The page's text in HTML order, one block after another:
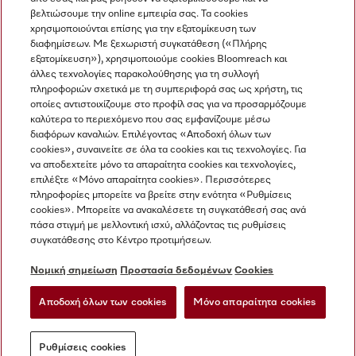
Η εταιρεία μας
Όροι και Προϋποθέσεις
Προστασία δεδομένων
Όροι Χρήσης
Δήλωση Προσβασιμότητας
Νόμος για τις ψηφιακές υπηρεσίες
Ρυθμίσεις cookies
Miele στο Instagram
Miele στο Facebook
Miele στο Youtube
βελτιώσουμε την online εμπειρία σας. Τα cookies
χρησιμοποιούνται επίσης για την εξατομίκευση των
διαφημίσεων. Με ξεχωριστή συγκατάθεση («Πλήρης
εξατομίκευση»), χρησιμοποιούμε cookies Bloomreach και
άλλες τεχνολογίες παρακολούθησης για τη συλλογή
πληροφοριών σχετικά με τη συμπεριφορά σας ως χρήστη, τις
οποίες αντιστοιχίζουμε στο προφίλ σας για να προσαρμόζουμε
καλύτερα το περιεχόμενο που σας εμφανίζουμε μέσω
διαφόρων καναλιών. Επιλέγοντας «Αποδοχή όλων των
cookies», συναινείτε σε όλα τα cookies και τις τεχνολογίες. Για
να αποδεχτείτε μόνο τα απαραίτητα cookies και τεχνολογίες,
επιλέξτε «Μόνο απαραίτητα cookies». Περισσότερες
πληροφορίες μπορείτε να βρείτε στην ενότητα «Ρυθμίσεις
cookies». Μπορείτε να ανακαλέσετε τη συγκατάθεσή σας ανά
πάσα στιγμή με μελλοντική ισχύ, αλλάζοντας τις ρυθμίσεις
συγκατάθεσης στο Κέντρο προτιμήσεων.
Νομική σημείωση Προστασία δεδομένων Cookies
Αποδοχή όλων των cookies Μόνο απαραίτητα cookies
Ρυθμίσεις cookies